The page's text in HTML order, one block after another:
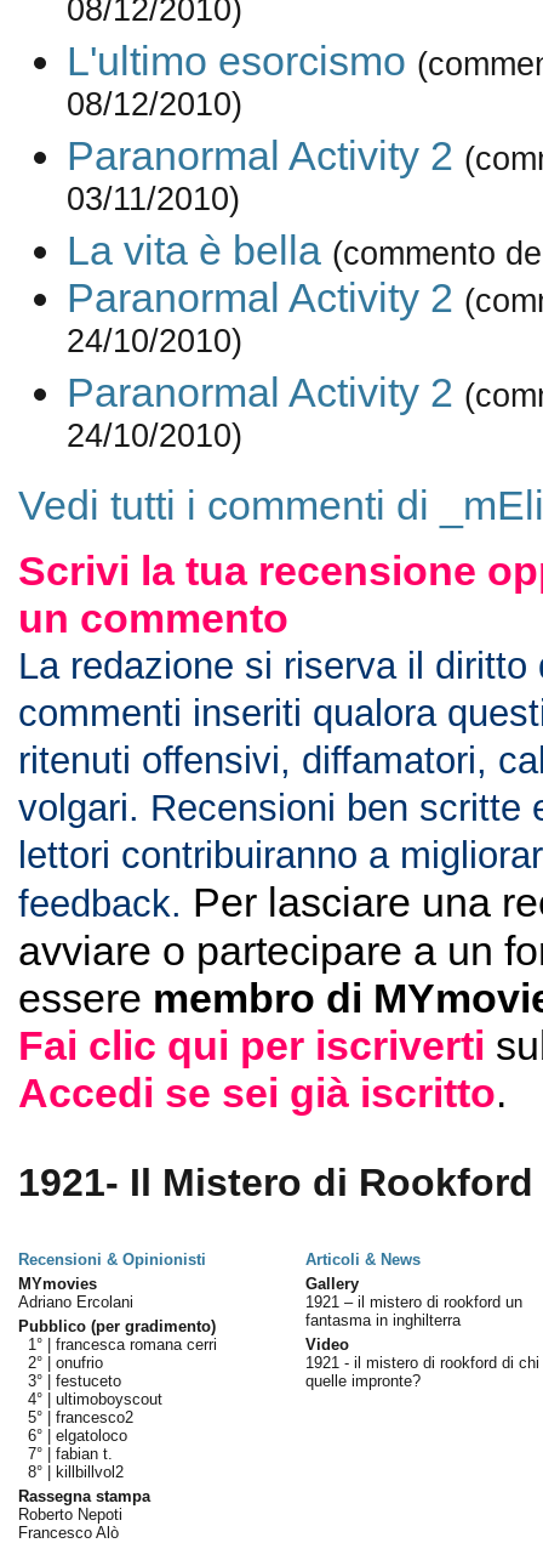
08/12/2010)
L'ultimo esorcismo
08/12/2010)
Paranormal Activity 2
03/11/2010)
La vita è bella (commento
Paranormal Activity 2
24/10/2010)
Paranormal Activity 2
24/10/2010)
Vedi tutti i commenti di
Scrivi la tua recensione
un commento
La redazione si riserva il diritto
commenti inseriti qualora
ritenuti offensivi, diffamatori,
volgari. Recensioni ben scritte
lettori contribuiranno a
feedback. Per lasciare una
avviare o partecipare a un
essere membro di
Fai clic qui per iscriverti
Accedi se sei già iscritto.
1921- Il Mistero di
Recensioni & Opinionisti
Articoli & News
MYmovies
Adriano Ercolani
Pubblico (per gradimento)
1° | francesca romana cerri
2° | onufrio
3° | festuceto
4° | ultimoboyscout
5° | francesco2
6° | elgatoloco
7° | fabian t.
8° |
killbillvol2
Rassegna stampa
Roberto Nepoti
Francesco Alò
Gallery
1921 – il mistero di rookford un
fantasma in inghilterra
Video
1921 - il mistero di rookford di chi
quelle impronte?